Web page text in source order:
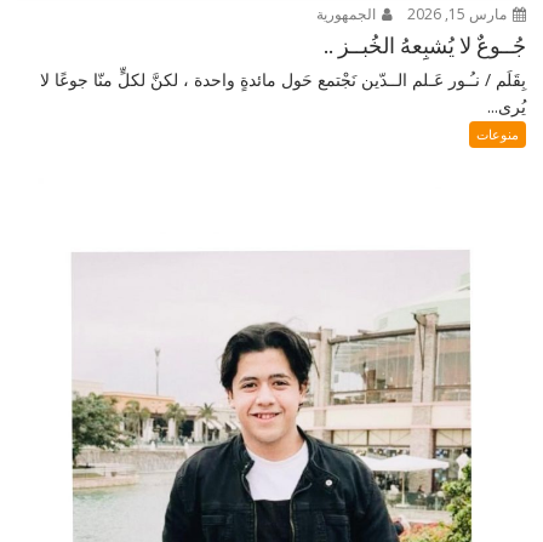
مارس 15, 2026 الجمهورية
جُــوعٌ لا يُشبِعهُ الخُبــز ..
بِقَلَم / نـُـور عَـلم الــدّين نَجْتمع حَول مائدةٍ واحدة ، لكنَّ لكلٍّ منّا جوعًا لا
يُرى...
منوعات